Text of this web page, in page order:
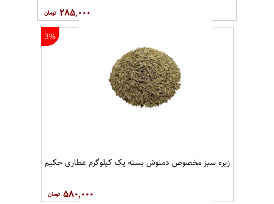
۲۸۵,۰۰۰
3%
زیره سبز مخصوص دمنوش بسته یک کیلوگرم عطاری حکیم
۵۸۰,۰۰۰